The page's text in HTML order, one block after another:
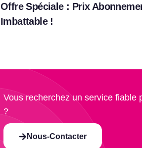
Offre Spéciale : Prix
Imbattable !
Vous recherchez un service fiable
?
Nous-Contacter